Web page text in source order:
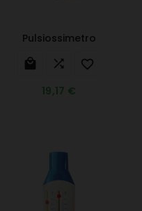
Pulsiossimetro
  
19,17 €